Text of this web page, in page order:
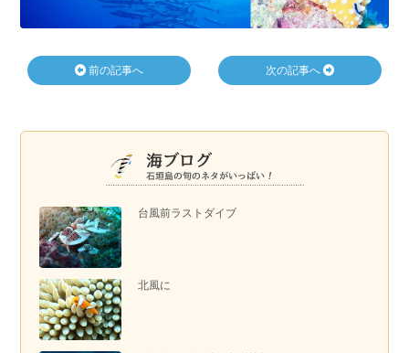
台風前ラストダイブ
北風に
前の記事へ 次の記事へ